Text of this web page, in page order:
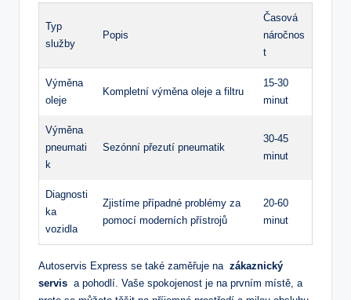
Typ⁤
služby
Popis
Časová
náročnos
t
Výměna
oleje
Kompletní výměna oleje a ⁣filtru
15-30
minut
Výměna
pneumati
k
Sezónní přezutí pneumatik
30-45
minut
Diagnosti
ka
vozidla
Zjistíme případné ​problémy za
pomocí moderních‌ přístrojů
20-60
minut
Autoservis Express se také zaměřuje na ​ zákaznický
⁢servis ‍ a ​pohodlí. Vaše spokojenost je na prvním místě, a